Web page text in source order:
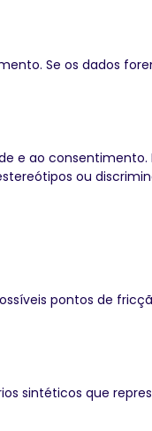
Se os dados
e ao consentimento.
ou
pontos de
sintéticos que